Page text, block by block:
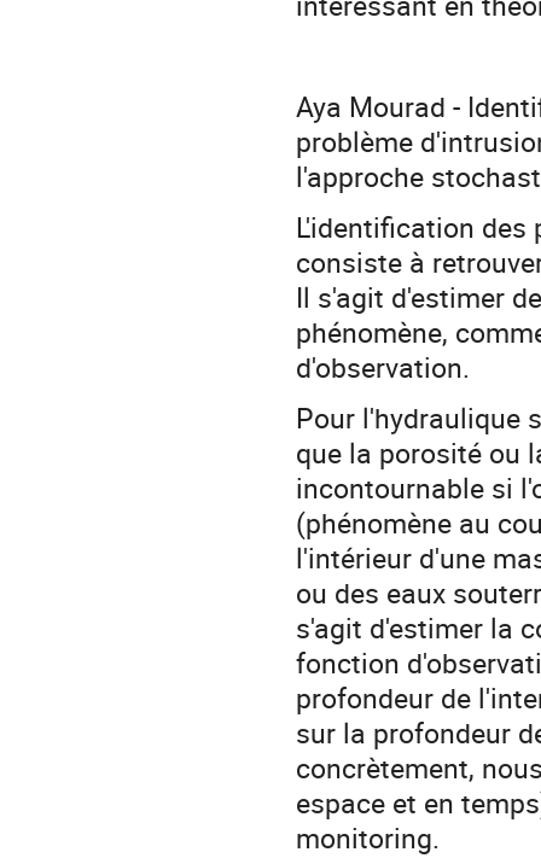
Aya Mourad -
problème
l'approche
L'identification des
consiste à
Il s'agit d'estimer
phénomène,
d'observation.
Pour l'hydraulique
que la porosité ou
incontournable si
(phénomène au
l'intérieur d'une
ou des eaux
s'agit d'estimer la
fonction
profondeur de
sur la profondeur
concrètement,
espace et en
monitoring.